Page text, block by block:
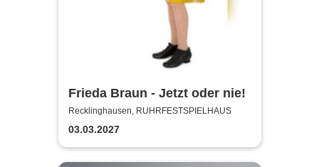
Frieda Braun - Jetzt oder nie!
Recklinghausen, RUHRFESTSPIELHAUS
03.03.2027